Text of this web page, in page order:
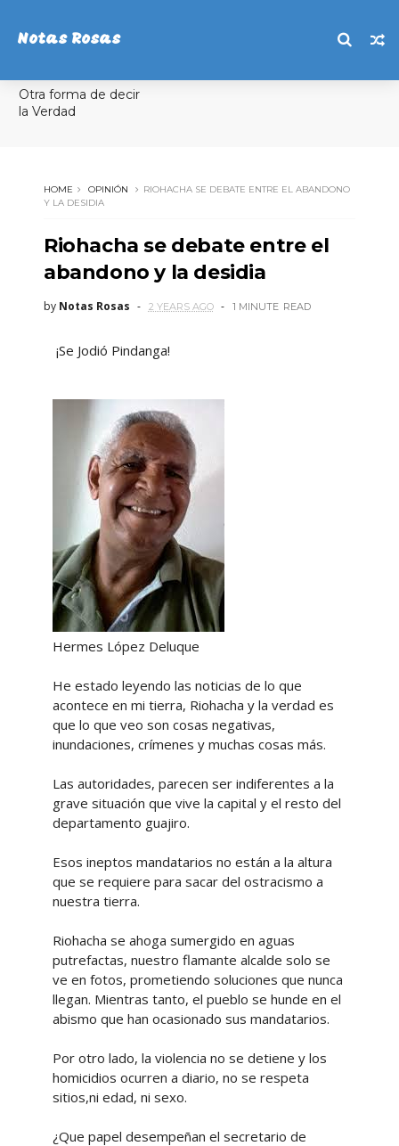
Notas Rosas
Otra forma de decir
la Verdad
HOME OPINIÓN
RIOHACHA SE DEBATE ENTRE EL ABANDONO
Y LA DESIDIA
Riohacha se debate entre el
abandono y la desidia
by Notas Rosas 2 YEARS AGO 1 MINUTE READ
¡Se Jodió Pindanga!
Hermes López Deluque
He estado leyendo las noticias de lo que
acontece en mi tierra, Riohacha y la verdad es
que lo que veo son cosas negativas,
inundaciones, crímenes y muchas cosas más.
Las autoridades, parecen ser indiferentes a la
grave situación que vive la capital y el resto del
departamento guajiro.
Esos ineptos mandatarios no están a la altura
que se requiere para sacar del ostracismo a
nuestra tierra.
Riohacha se ahoga sumergido en aguas
putrefactas, nuestro flamante alcalde solo se
ve en fotos, prometiendo soluciones que nunca
llegan. Mientras tanto, el pueblo se hunde en el
abismo que han ocasionado sus mandatarios.
Por otro lado, la violencia no se detiene y los
homicidios ocurren a diario, no se respeta
sitios,ni edad, ni sexo.
¿Que papel desempeñan el secretario de